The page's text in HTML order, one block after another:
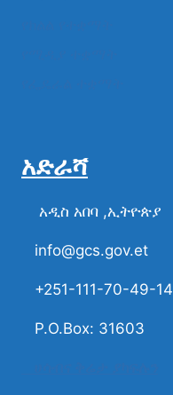
አድራሻ
አዲስ አበባ ,ኢትዮጵያ
info@gcs.gov.et
+251-111-70-49-14
P.O.Box: 31603